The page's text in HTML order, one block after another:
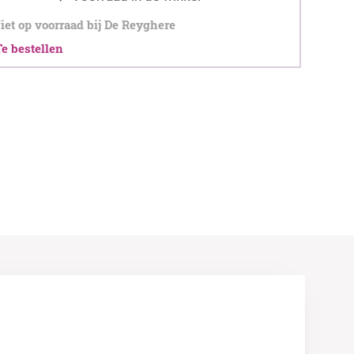
op voorraad bij De Reyghere
bestellen